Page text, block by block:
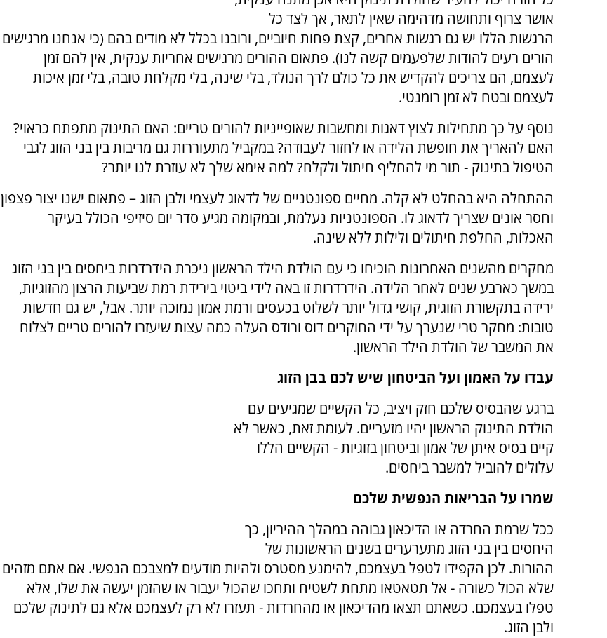
אושר צרוף ותחושה מדהימה שאין לתאר, אך לצד כל
הרגשות הללו יש גם רגשות אחרים, קצת פחות חיוביים, ורובנו בכלל לא מודים בהם (כי אנחנו מרגישים
הורים רעים להודות שלפעמים קשה לנו). פתאום ההורים מרגישים אחריות ענקית, אין להם זמן
לעצמם, הם צריכים להקדיש את כל כולם לרך הנולד, בלי שינה, בלי מקלחת טובה, בלי זמן איכות
לעצמם ובטח לא זמן רומנטי.
נוסף על כך מתחילות לצוץ דאגות ומחשבות שאופייניות להורים טריים: האם התינוק מתפתח כראוי?
האם להאריך את חופשת הלידה או לחזור לעבודה? במקביל מתעוררות גם מריבות בין בני הזוג לגבי
הטיפול בתינוק - תור מי להחליף חיתול ולקלח? למה אימא שלך לא עוזרת לנו יותר?
ההתחלה היא בהחלט לא קלה. מחיים ספונטניים של לדאוג לעצמי ולבן הזוג – פתאום ישנו יצור פצפון
וחסר אונים שצריך לדאוג לו. הספונטניות נעלמת, ובמקומה מגיע סדר יום סיזיפי הכולל בעיקר
האכלות, החלפת חיתולים ולילות ללא שינה.
מחקרים מהשנים האחרונות הוכיחו כי עם הולדת הילד הראשון ניכרת הידרדרות ביחסים בין בני הזוג
במשך כארבע שנים לאחר הלידה. הידרדרות זו באה לידי ביטוי בירידת רמת שביעות הרצון מהזוגיות,
ירידה בתקשורת הזוגית, קושי גדול יותר לשלוט בכעסים ורמת אמון נמוכה יותר. אבל, יש גם חדשות
טובות: מחקר טרי שנערך על ידי החוקרים דוס ורודס העלה כמה עצות שיעזרו להורים טריים לצלוח
את המשבר של הולדת הילד הראשון.
עבדו על האמון ועל הביטחון שיש לכם בבן הזוג
ברגע שהבסיס שלכם חזק ויציב, כל הקשיים שמגיעים עם
הולדת התינוק הראשון יהיו מזעריים. לעומת זאת, כאשר לא
קיים בסיס איתן של אמון וביטחון בזוגיות - הקשיים הללו
עלולים להוביל למשבר ביחסים.
שמרו על הבריאות הנפשית שלכם
ככל שרמת החרדה או הדיכאון גבוהה במהלך ההיריון, כך
היחסים בין בני הזוג מתערערים בשנים הראשונות של
ההורות. לכן הקפידו לטפל בעצמכם, להימנע מסטרס ולהיות מודעים למצבכם הנפשי. אם אתם מזהים
שלא הכול כשורה - אל תטאטאו מתחת לשטיח ותחכו שהכול יעבור או שהזמן יעשה את שלו, אלא
טפלו בעצמכם. כשאתם תצאו מהדיכאון או מהחרדות - תעזרו לא רק לעצמכם אלא גם לתינוק שלכם
ולבן הזוג.